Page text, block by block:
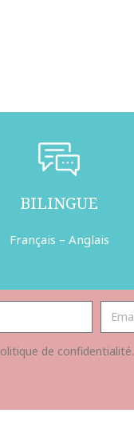
BILINGUE
Français – Anglais
de confidentialité.